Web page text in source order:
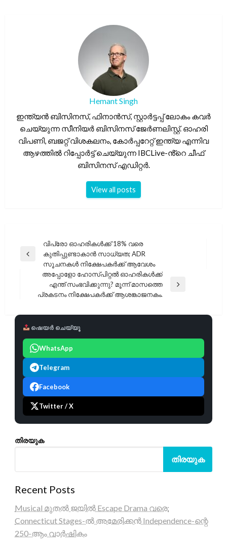
Hemant Singh
ഇന്ത്യൻ ബിസിനസ്, ഫിനാൻസ്, സ്റ്റാർട്ടപ്പ് ലോകം കവർ
ചെയ്യുന്ന സീനിയർ ബിസിനസ് ജേർണലിസ്റ്റ്. ഓഹരി
വിപണി, ബജറ്റ് വിശകലനം, കോർപ്പറേറ്റ് ഇന്ത്യ എന്നിവ
ആഴത്തിൽ റിപ്പോർട്ട് ചെയ്യുന്ന IBCLive-ൻ്റെ ചീഫ്
ബിസിനസ് എഡിറ്റർ.
View all posts
പോസ്റ്റുകളിലൂടെ
Previous
വിപ്രോ ഓഹരികൾക്ക് 18% വരെ
കുതിപ്പുണ്ടാകാൻ സാധ്യത; ADR
സൂചനകൾ നിക്ഷേപകർക്ക് ആവേശം
Post
അപ്പോളോ ഹോസ്പിറ്റൽ ഓഹരികൾക്ക്
എന്ത് സംഭവിക്കുന്നു? മൂന്ന് മാസത്തെ
പ്രകടനം നിക്ഷേപകർക്ക് ആശങ്കാജനകം.
ഷെയർ ചെയ്യൂ
WhatsApp
Telegram
Facebook
Twitter / X
തിരയുക
തിരയുക
Recent Posts
Musical മുതൽ ജയിൽ Escape Drama വരെ:
Connecticut Stages-ൽ അമേരിക്കൻ Independence-ന്റെ
250-ആം വാർഷികം